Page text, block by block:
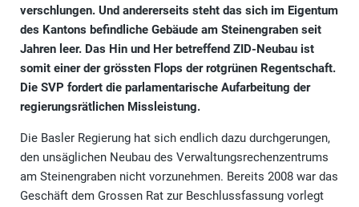
verschlungen. Und andererseits steht das sich im Eigentum
des Kantons befindliche Gebäude am Steinengraben seit
Jahren leer. Das Hin und Her betreffend ZID-Neubau ist
somit einer der grössten Flops der rotgrünen Regentschaft.
Die SVP fordert die parlamentarische Aufarbeitung der
regierungsrätlichen Missleistung.
Die Basler Regierung hat sich endlich dazu durchgerungen,
den unsäglichen Neubau des Verwaltungsrechenzentrums
am Steinengraben nicht vorzunehmen. Bereits 2008 war das
Geschäft dem Grossen Rat zur Beschlussfassung vorlegt